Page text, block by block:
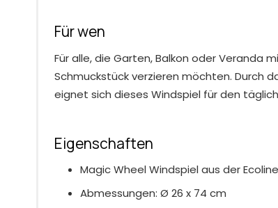
Für wen
Für alle, die Garten, Balkon oder Veranda
Schmuckstück verzieren möchten. Durch
eignet sich dieses Windspiel für den
Eigenschaften
Magic Wheel Windspiel aus der
Abmessungen: Ø 26 x 74 cm